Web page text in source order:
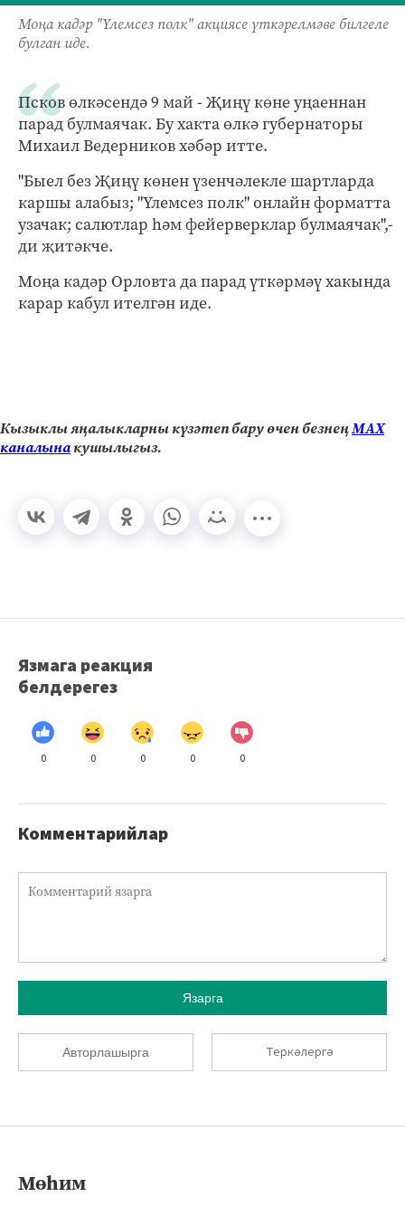
Моңа кадәр "Үлемсез полк" акциясе үткәрелмәве билгеле
булган иде.
Псков өлкәсендә 9 май - Җиңү көне уңаеннан
парад булмаячак. Бу хакта өлкә губернаторы
Михаил Ведерников хәбәр итте.
"Быел без Җиңү көнен үзенчәлекле шартларда
каршы алабыз; "Үлемсез полк" онлайн форматта
узачак; салютлар һәм фейерверклар булмаячак",-
ди җитәкче.
Моңа кадәр Орловта да парад үткәрмәү хакында
карар кабул ителгән иде.
Кызыклы яңалыкларны күзәтеп бару өчен безнеңМАХ
каналынакушылыгыз.
Язмага реакция
белдерегез
0 0 0 0 0
Комментарийлар
Язарга
Авторлашырга Теркәлергә
Мөһим